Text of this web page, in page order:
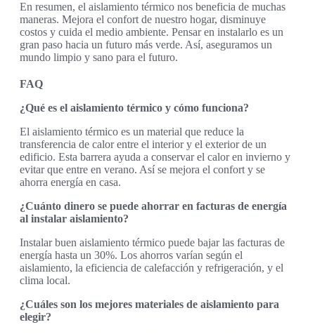
En resumen, el aislamiento térmico nos beneficia de muchas
maneras. Mejora el confort de nuestro hogar, disminuye
costos y cuida el medio ambiente. Pensar en instalarlo es un
gran paso hacia un futuro más verde. Así, aseguramos un
mundo limpio y sano para el futuro.
FAQ
¿Qué es el aislamiento térmico y cómo funciona?
El aislamiento térmico es un material que reduce la
transferencia de calor entre el interior y el exterior de un
edificio. Esta barrera ayuda a conservar el calor en invierno y
evitar que entre en verano. Así se mejora el confort y se
ahorra energía en casa.
¿Cuánto dinero se puede ahorrar en facturas de energía
al instalar aislamiento?
Instalar buen aislamiento térmico puede bajar las facturas de
energía hasta un 30%. Los ahorros varían según el
aislamiento, la eficiencia de calefacción y refrigeración, y el
clima local.
¿Cuáles son los mejores materiales de aislamiento para
elegir?